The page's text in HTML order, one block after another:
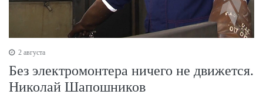
2 августа
Без электромонтера ничего не движется.
Николай Шапошников